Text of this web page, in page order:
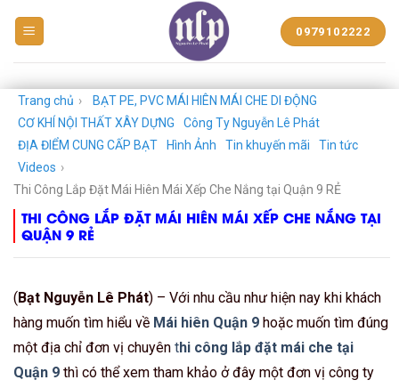
NHỰA
PHÁT
0979102222
Trang chủ ›
BẠT PE, PVC MÁI HIÊN MÁI CHE DI ĐỘNG
CƠ KHÍ NỘI THẤT XÂY DỰNG
Công Ty Nguyễn Lê Phát
ĐỊA ĐIỂM CUNG CẤP BẠT
Hình Ảnh Tin khuyến mãi
Tin tức
Videos ›
Thi Công Lắp Đặt Mái Hiên Mái Xếp Che Nắng tại Quận 9 RẺ
THI CÔNG LẮP ĐẶT MÁI HIÊN MÁI XẾP CHE NẮNG TẠI
QUẬN 9 RẺ
(Bạt Nguyễn Lê Phát) – Với nhu cầu như hiện nay khi khách
hàng muốn tìm hiểu về Mái hiên Quận 9 hoặc muốn tìm đúng
một địa chỉ đơn vị chuyên thi công lắp đặt mái che tại
Quận 9 thì có thể xem tham khảo ở đây một đơn vị công ty